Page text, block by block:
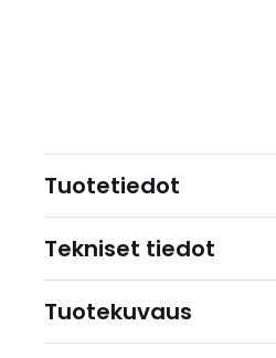
Tuotetiedot
Tekniset tiedot
Tuotekuvaus